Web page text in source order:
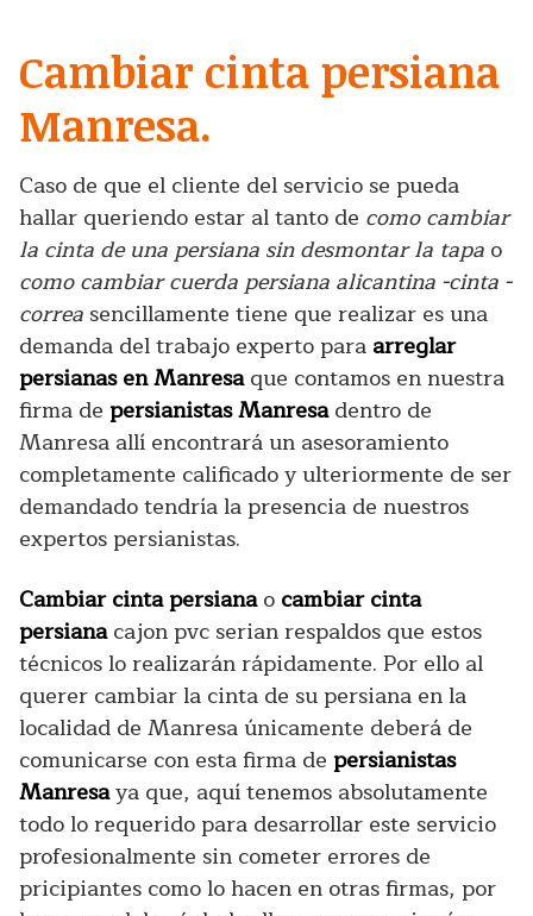
Cambiar cinta persiana
Manresa.
Caso de que el cliente del servicio se pueda
hallar queriendo estar al tanto de como cambiar
la cinta de una persiana sin desmontar la tapa o
como cambiar cuerda persiana alicantina -cinta -
correa sencillamente tiene que realizar es una
demanda del trabajo experto para arreglar
persianas en Manresaque contamos en nuestra
firma de persianistas Manresadentro de
Manresa allí encontrará un asesoramiento
completamente calificado y ulteriormente de ser
demandado tendría la presencia de nuestros
expertos persianistas.
Cambiar cinta persianao cambiar cinta
persianacajon pvc serian respaldos que estos
técnicos lo realizarán rápidamente. Por ello al
querer cambiar la cinta de su persiana en la
localidad de Manresa únicamente deberá de
comunicarse con esta firma de persianistas
Manresaya que, aquí tenemos absolutamente
todo lo requerido para desarrollar este servicio
profesionalmente sin cometer errores de
pricipiantes como lo hacen en otras firmas, por